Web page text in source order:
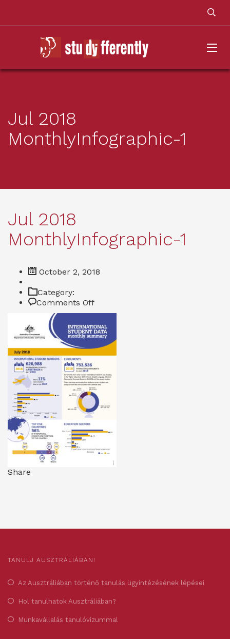
Jul 2018
MonthlyInfographic-1
Jul 2018
MonthlyInfographic-1
October 2, 2018
Category:
Comments Offon
Jul
2018
MonthlyInfographic-
Share
TANULJ AUSZTRÁLIÁBAN!
Az Ausztráliában történő tanulás ügyintézésének lépései
Hol tanulhatok Ausztráliában?
Munkavállalás tanulóvízummal